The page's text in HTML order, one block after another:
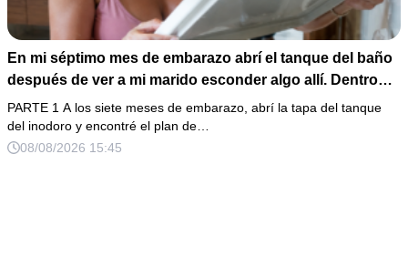
En mi séptimo mes de embarazo abrí el tanque del baño
después de ver a mi marido esconder algo allí. Dentro
había un celular perdido, una receta de sedantes y una
carta para entregar mi casa a su familia. Cuando él volvió
y preguntó por qué estaba tan callada, respondí: “Solo
PARTE 1 A los siete meses de embarazo, abrí la tapa del tanque
del inodoro y encontré el plan de…
08/08/2026 15:45